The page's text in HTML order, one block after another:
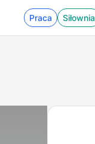
Praca Siłownia